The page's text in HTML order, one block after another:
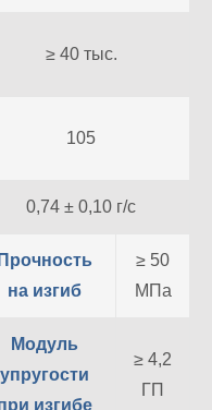
≥ 40 тыс.
105
0,74 ± 0,10 г/c
Прочность
на изгиб
≥ 50
МПа
Модуль
упругости
изгибе
≥ 4,2
ГП